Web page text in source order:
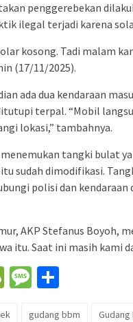
penggerebekan
ilegal terjadi karena
kosong. Tadi malam
(17/11/2025).
ada dua kendaraan
terpal. “Mobil
lokasi,” tambahnya.
tangki bulat
sudah dimodifikasi.
polisi dan kendaraan
AKP Stefanus Boyoh,
itu. Saat ini masih kami
WeChatMessage
gudang bbm